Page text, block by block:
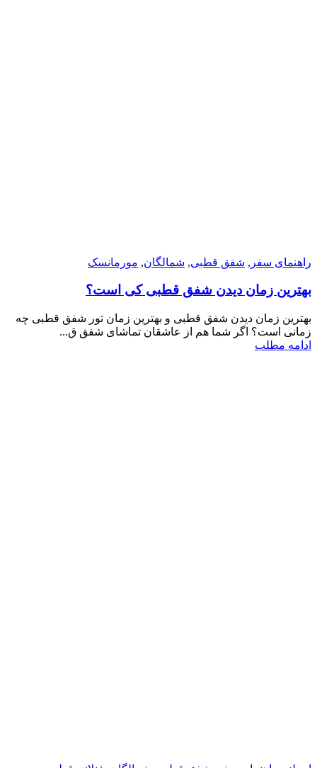
راهنمای سفر , شفق قطبی, شمالگان, مورمانسک
بهترین زمان دیدن شفق قطبی کی است؟
بهترین زمان دیدن شفق قطبی و بهترین زمان تور شفق قطبی چه
زمانی است؟ اگر شما هم از عاشقان تماشای شفق ق...
ادامه مطلب